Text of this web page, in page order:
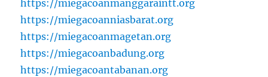
https://miegacoanmanggaraintt.org
https://miegacoanniasbarat.org
https://miegacoanmagetan.org
https://miegacoanbadung.org
https://miegacoantabanan.org